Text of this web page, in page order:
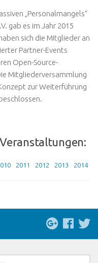
„Personalmangels“
gab es im Jahr 2015
sich die Mitglieder an
Partner-Events
Open-Source-
Mitgliederversammlung
zur Weiterführung
2011 2012 2013 2014